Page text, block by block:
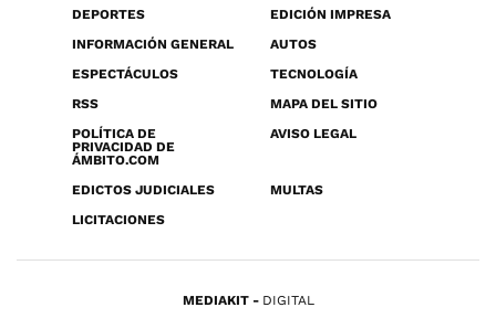
DEPORTES
EDICIÓN IMPRESA
INFORMACIÓN GENERAL
AUTOS
ESPECTÁCULOS
TECNOLOGÍA
RSS
MAPA DEL SITIO
POLÍTICA DE
PRIVACIDAD DE
ÁMBITO.COM
AVISO LEGAL
EDICTOS JUDICIALES
MULTAS
LICITACIONES
MEDIAKIT DIGITAL